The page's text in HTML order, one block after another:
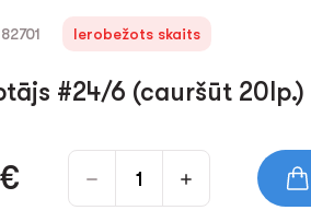
Ierobežots skaits
#24/6 (cauršūt